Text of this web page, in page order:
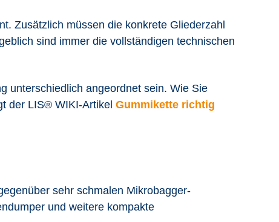
Zusätzlich müssen die konkrete Gliederzahl
sind immer die vollständigen technischen
unterschiedlich angeordnet sein. Wie Sie
der LIS® WIKI-Artikel Gummikette richtig
sehr schmalen Mikrobagger-
und weitere kompakte